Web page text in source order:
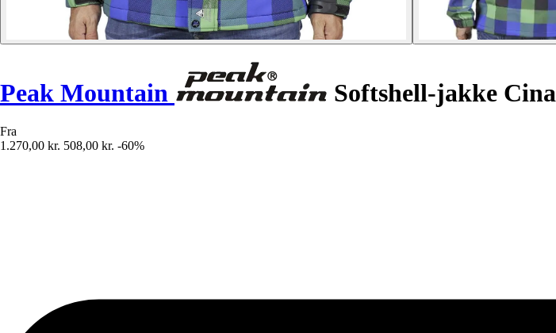
Peak Mountain Softshell-jakke Cina
Fra
1.270,00 kr. 508,00 kr. -60%